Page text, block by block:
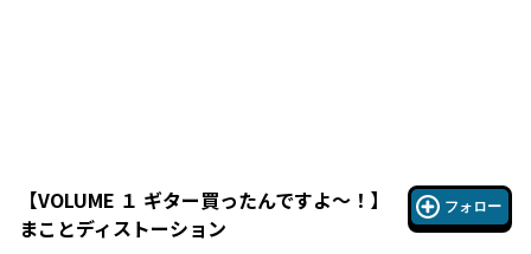
【VOLUME １ ギター買ったんですよ～！ 】
まことディストーション
フォロー